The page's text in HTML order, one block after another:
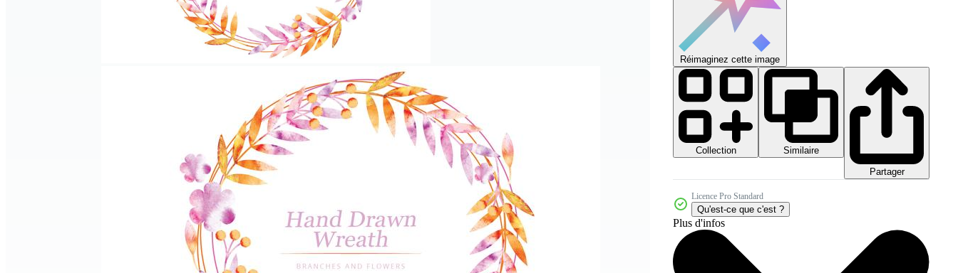
Réimaginez cette image
Collection
Similaire
Partager
Licence Pro Standard
Qu'est-ce que c'est ?
Plus d'infos